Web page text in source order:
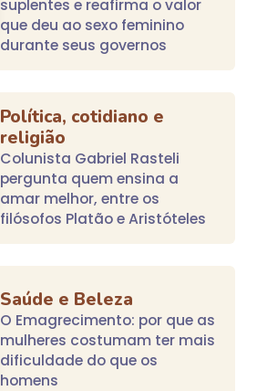
suplentes e reafirma o valor
que deu ao sexo feminino
durante seus governos
Política, cotidiano e
religião
Colunista Gabriel Rasteli
pergunta quem ensina a
amar melhor, entre os
filósofos Platão e Aristóteles
Saúde e Beleza
O Emagrecimento: por que as
mulheres costumam ter mais
dificuldade do que os
homens